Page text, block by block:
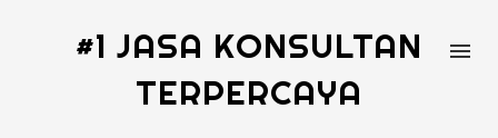
#1 JASA KONSULTAN
TERPERCAYA